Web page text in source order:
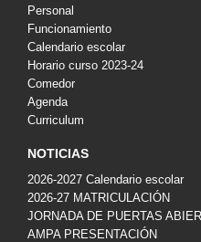
Personal
Funcionamiento
Calendario escolar
Horario curso 2023-24
Comedor
Agenda
Curriculum
NOTICIAS
2026-2027 Calendario escolar
2026-27 MATRICULACIÓN
JORNADA DE PUERTAS
AMPA PRESENTACIÓN